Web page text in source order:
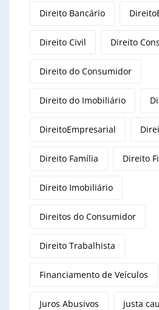
Direito Bancário
Direito Civil Direito
Direito do Consumidor
Direito do Imobiliário
DireitoEmpresarial
Direito Família Direito
Direito Imobiliário
Direitos do Consumidor
Direito Trabalhista
Financiamento de Veículos
Juros Abusivos justa